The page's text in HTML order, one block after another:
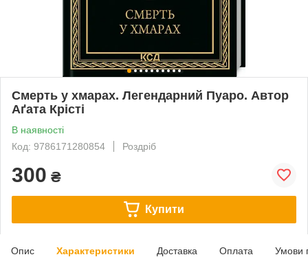
Смерть у хмарах. Легендарний Пуаро. Автор
Аґата Крісті
В наявності
Код: 9786171280854
Роздріб
300 ₴
Купити
Опис Характеристики Доставка Оплата Умови